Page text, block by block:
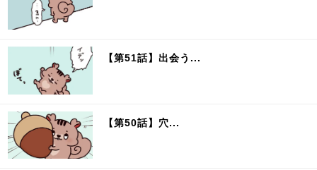
【第51話】出会う...
【第50話】穴...